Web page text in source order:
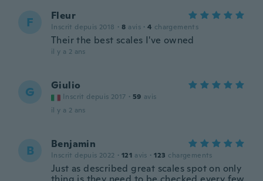
F Fleur
Inscrit depuis 2018 · 8 avis · 4 chargements
Their the best scales I've owned
il y a 2 ans
G Giulio
Inscrit depuis 2017 · 59 avis
il y a 2 ans
B Benjamin
Inscrit depuis 2022 · 121 avis · 123 chargements
Just as described great scales spot on only